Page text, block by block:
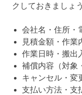
クしておきましょう
会社名・住所・
見積金額・作業
作業日時・搬出
補償内容（対象
キャンセル・変
支払い方法・支